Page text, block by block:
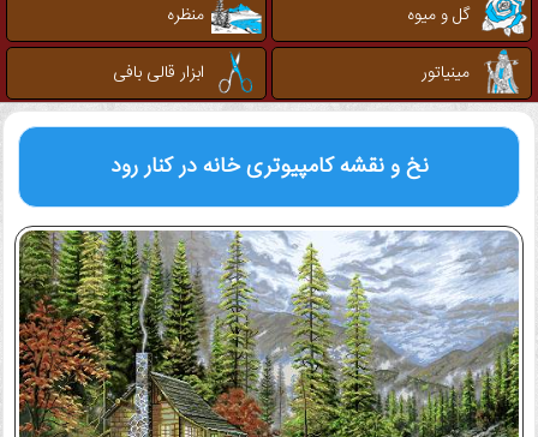
گل و میوه
منظره
مینیاتور
ابزار قالی بافی
نخ و نقشه کامپیوتریخانه در کنار رود